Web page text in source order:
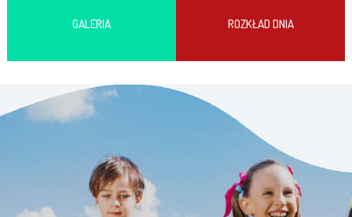
GALERIA ROZKŁAD DNIA